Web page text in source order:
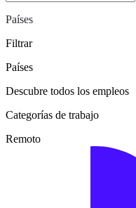
Países
Filtrar
Países
Descubre todos los empleos
Categorías de trabajo
Remoto